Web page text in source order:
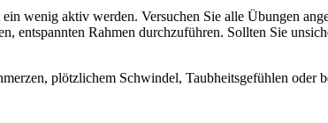
wenig aktiv werden. Versuchen Sie alle Übungen
entspannten Rahmen durchzuführen. Sollten Sie
plötzlichem Schwindel, Taubheitsgefühlen oder